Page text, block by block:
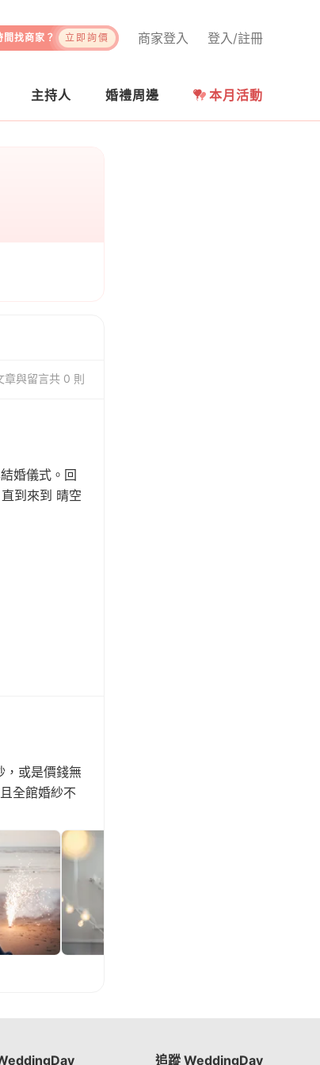
登入/註冊
商家登入
間找商家？ 立即詢價
主持人 婚禮周邊 本月活動
章與留言共 0 則
婚儀式。回
到來到 晴空
，或是價錢無
全館婚紗不
追蹤 WeddingDay